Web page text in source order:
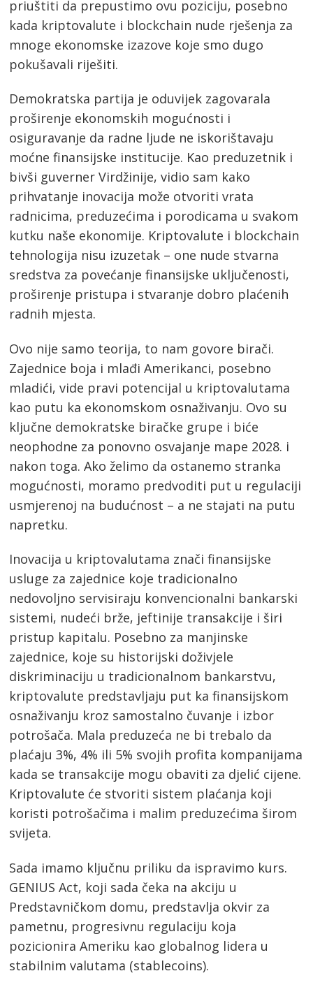
priuštiti da prepustimo ovu poziciju, posebno
kada kriptovalute i blockchain nude rješenja za
mnoge ekonomske izazove koje smo dugo
pokušavali riješiti.
Demokratska partija je oduvijek zagovarala
proširenje ekonomskih mogućnosti i
osiguravanje da radne ljude ne iskorištavaju
moćne finansijske institucije. Kao preduzetnik i
bivši guverner Virdžinije, vidio sam kako
prihvatanje inovacija može otvoriti vrata
radnicima, preduzećima i porodicama u svakom
kutku naše ekonomije. Kriptovalute i blockchain
tehnologija nisu izuzetak – one nude stvarna
sredstva za povećanje finansijske uključenosti,
proširenje pristupa i stvaranje dobro plaćenih
radnih mjesta.
Ovo nije samo teorija, to nam govore birači.
Zajednice boja i mlađi Amerikanci, posebno
mladići, vide pravi potencijal u kriptovalutama
kao putu ka ekonomskom osnaživanju. Ovo su
ključne demokratske biračke grupe i biće
neophodne za ponovno osvajanje mape 2028. i
nakon toga. Ako želimo da ostanemo stranka
mogućnosti, moramo predvoditi put u regulaciji
usmjerenoj na budućnost – a ne stajati na putu
napretku.
Inovacija u kriptovalutama znači finansijske
usluge za zajednice koje tradicionalno
nedovoljno servisiraju konvencionalni bankarski
sistemi, nudeći brže, jeftinije transakcije i širi
pristup kapitalu. Posebno za manjinske
zajednice, koje su historijski doživjele
diskriminaciju u tradicionalnom bankarstvu,
kriptovalute predstavljaju put ka finansijskom
osnaživanju kroz samostalno čuvanje i izbor
potrošača. Mala preduzeća ne bi trebalo da
plaćaju 3%, 4% ili 5% svojih profita kompanijama
kada se transakcije mogu obaviti za djelić cijene.
Kriptovalute će stvoriti sistem plaćanja koji
koristi potrošačima i malim preduzećima širom
svijeta.
Sada imamo ključnu priliku da ispravimo kurs.
GENIUS Act, koji sada čeka na akciju u
Predstavničkom domu, predstavlja okvir za
pametnu, progresivnu regulaciju koja
pozicionira Ameriku kao globalnog lidera u
stabilnim valutama (stablecoins).
Post
navigation